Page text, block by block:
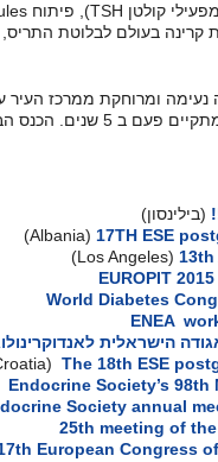
ולטיפול ביוד לסרטן תירואיד (אגוניסטים – מפעילי קולטן TSH), פיתוח small molecules חוסמים Epitope
למחלת השימוטו, השפעת אסונות קרינה בעולם לבלוטת התריס, selenium protein deficiency, טיפולים
נעימה ומרוחקת ממרכז העיר עם נוכחות של קרוב ל 2000 משתתפים והוצגו